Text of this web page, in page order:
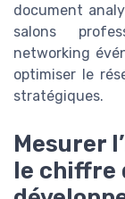
document
salons
networking
optimiser le
stratégiques.
Mesurer
le chiffre